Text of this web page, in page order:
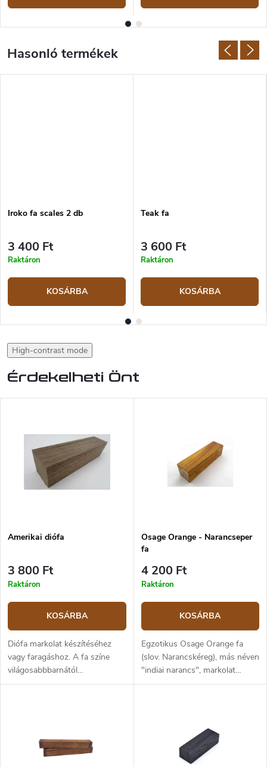
Iroko fa scales 2 db
3 400 Ft
Raktáron
KOSÁRBA
Teak fa
3 600 Ft
Raktáron
KOSÁRBA
High-contrast mode
Érdekelheti Önt
Amerikai diófa
3 800 Ft
Raktáron
KOSÁRBA
Diófa markolat készítéséhez
vagy faragáshoz. A fa színe
világosabbbarnától
csokoládébarnáig terjedhet,
Osage Orange - Narancseper
fa
4 200 Ft
Raktáron
KOSÁRBA
Egzotikus Osage Orange fa
(slov. Narancskéreg), más néven
"indiai narancs", markolat
készítésére vagy faragásra. A fa